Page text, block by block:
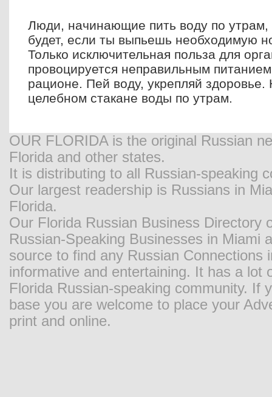
Люди, начинающие пить воду по утрам,
будет, если ты выпьешь необходимую
Только исключительная польза для
провоцируется неправильным
рационе. Пей воду, укрепляй
целебном стакане воды по утрам.
OUR FLORIDA is the original Russian
Florida and other states.
It is distributing to all Russian-speaking
Our largest readership is Russians in
Florida.
Our Florida Russian Business Directory
Russian-Speaking Businesses in Miami
source to find any Russian
informative and entertaining. It has a
Florida Russian-speaking community. If
base you are welcome to place your
print and online.